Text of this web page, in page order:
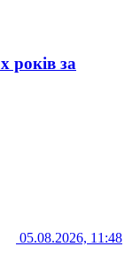
років за
05.08.2026, 11:48